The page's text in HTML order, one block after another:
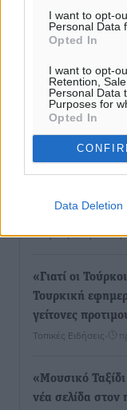
I want to opt-
Personal Data
Opted In
I want to opt-
Retention,
Personal Data
Purposes for
Opted In
Data Deletion
Τι αλλάζει το
Τοπικές Ειδήσεις•
ΥΠΑΑΤ: 12,5
βιοασφάλειας
Τοπικές Ειδήσεις•
στέγη έως 2.500
Ειδήσεις• πριν 3
«Γιατί οι
Τουρκική
γείτονες
Τοπικές Ειδήσεις
«Μουσικό
νέα σελίδα στον